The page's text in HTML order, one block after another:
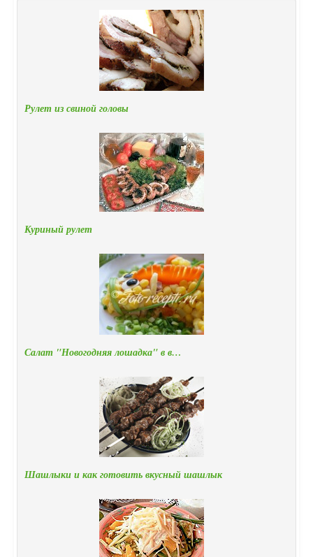
Рулет из свиной головы
Куриный рулет
Салат "Новогодняя лошадка" в в…
Шашлыки и как готовить вкусный шашлык